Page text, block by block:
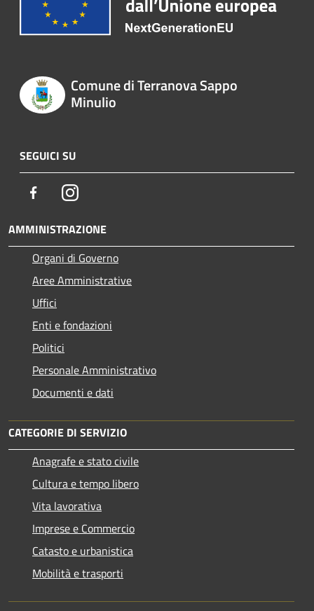
Comune di Terranova Sappo
Minulio
SEGUICI SU
FacebookInstagram
AMMINISTRAZIONE
Organi di Governo
Aree Amministrative
Uffici
Enti e fondazioni
Politici
Personale Amministrativo
Documenti e dati
CATEGORIE DI SERVIZIO
Anagrafe e stato civile
Cultura e tempo libero
Vita lavorativa
Imprese e Commercio
Catasto e urbanistica
Mobilità e trasporti